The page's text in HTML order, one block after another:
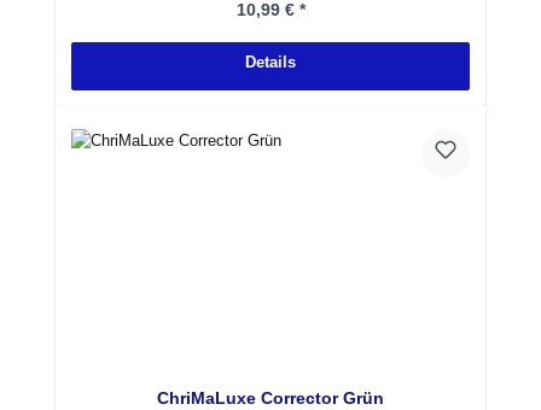
Regulärer Preis:
10,99 € *
Details
ChriMaLuxe Corrector Grün